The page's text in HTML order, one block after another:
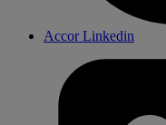
Accor Linkedin